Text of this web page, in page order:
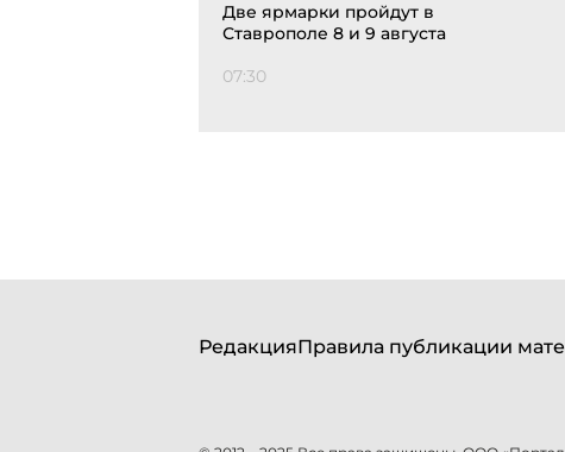
Две ярмарки пройдут в
Ставрополе 8 и 9 августа
07:30
РедакцияПравила публикации